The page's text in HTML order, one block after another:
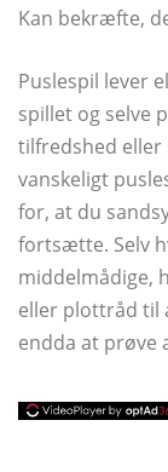
Kan bekræfte,
Puslespil lever
spillet og selve
tilfredshed eller
vanskeligt
for, at du
fortsætte. Selv
middelmådige,
eller plottråd til
endda at prøve